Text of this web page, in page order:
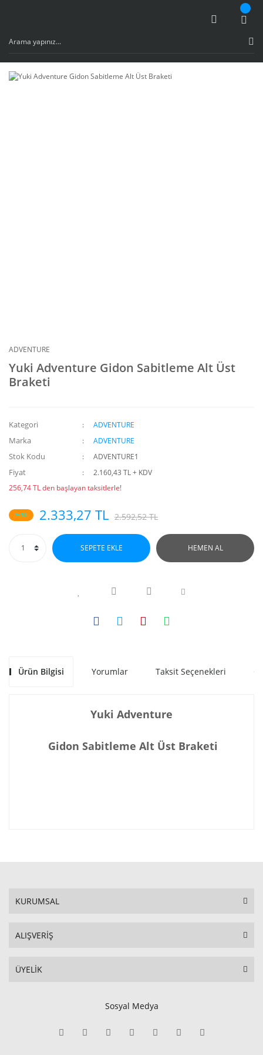
ADVENTURE
Yuki Adventure Gidon Sabitleme Alt Üst
Braketi
Kategori ADVENTURE
Marka ADVENTURE
Stok Kodu ADVENTURE1
Fiyat
2.160,43 TL + KDV
256,74 TL den başlayan taksitlerle!
%10 2.333,27 TL 2.592,52 TL
SEPETE EKLE HEMEN AL
Ürün Bilgisi Yorumlar Taksit Seçenekleri
Yuki Adventure
Gidon Sabitleme Alt Üst Braketi
KURUMSAL
ALIŞVERİŞ
ÜYELİK
Sosyal Medya